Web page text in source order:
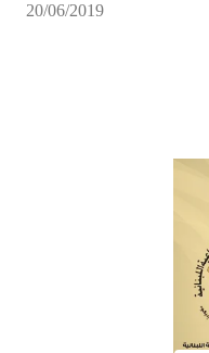
20/06/2019